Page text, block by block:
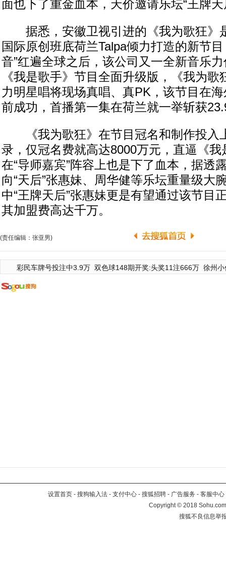
面也下了重金血本，天价邀请乐坛“王牌
据悉，安徽卫视引进的《我为歌狂》
国际原创班底荷兰Talpa倾力打造的新节
音”红遍全球之后，该公司又一全新音乐
《我是歌手》节目全面升级版，《我为歌
力明星唱将现场真唱、真PK，该节目在
前成功，首播第一集在荷兰就一举斩获
《我为歌狂》在节目冠名和制作投入
录，仅冠名费就高达8000万元，直逼《
在“导师嘉宾”阵容上也是下了血本，据透
向“天后”张惠妹、周华健等乐坛重量级大
中“王牌天后”张惠妹更是有望通过该节目
其加盟费高达千万。
(责任编辑：张亚男)
彩民车牌号投注中3.9万 双色球148期开奖:头奖11注666万 徐州
设置首页 - 搜狗输入法 - 支付中心 - 搜狐招聘 - 广告服务 - 客服中心
Copyright©2018
搜狐不良信息举